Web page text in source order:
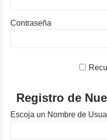
Contraseña
Registro de
Escoja un Nombre de